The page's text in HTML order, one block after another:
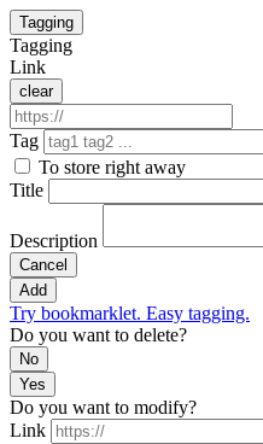
Tagging
Tagging
Link
clear
Tag
To store right away
Title
Description
Cancel
Add
Try bookmarklet. Easy tagging.
Do you want to delete?
No
Yes
Do you want to modify?
Link